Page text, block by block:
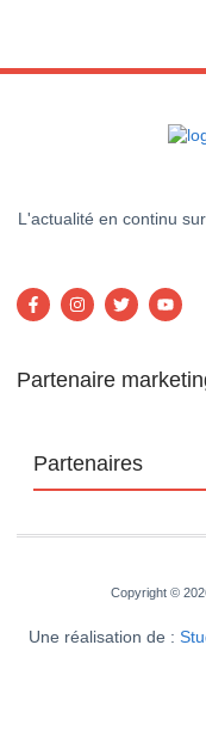
L'actualité en continu
Partenaire
Partenaires
Copyright ©
Une réalisation de :